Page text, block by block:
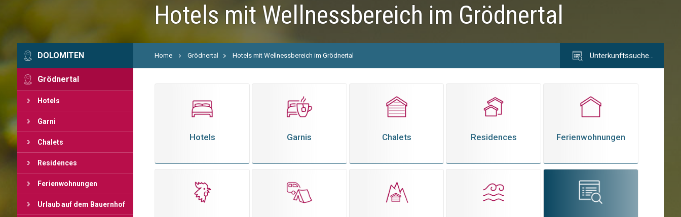
Hotels mit Wellnessbereich im Grödnertal
DOLOMITEN
Grödnertal
Hotels
Garni
Chalets
Residences
Ferienwohnungen
Urlaub auf dem Bauernhof
Home Grödnertal Hotels mit Wellnessbereich im Grödnertal Unterkunftssuche…
Hotels Garnis Chalets Residences Ferienwohnungen